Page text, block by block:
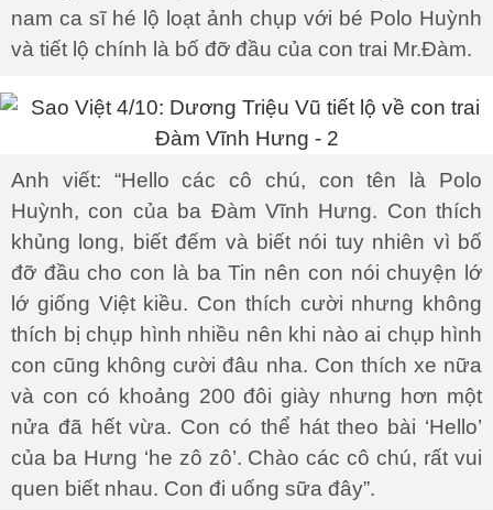
nam ca sĩ hé lộ loạt ảnh chụp với bé Polo Huỳnh
và tiết lộ chính là bố đỡ đầu của con trai Mr.Đàm.
Anh viết: “Hello các cô chú, con tên là Polo
Huỳnh, con của ba Đàm Vĩnh Hưng. Con thích
khủng long, biết đếm và biết nói tuy nhiên vì bố
đỡ đầu cho con là ba Tin nên con nói chuyện lớ
lớ giống Việt kiều. Con thích cười nhưng không
thích bị chụp hình nhiều nên khi nào ai chụp hình
con cũng không cười đâu nha. Con thích xe nữa
và con có khoảng 200 đôi giày nhưng hơn một
nửa đã hết vừa. Con có thể hát theo bài ‘Hello’
của ba Hưng ‘he zô zô’. Chào các cô chú, rất vui
quen biết nhau. Con đi uống sữa đây”.